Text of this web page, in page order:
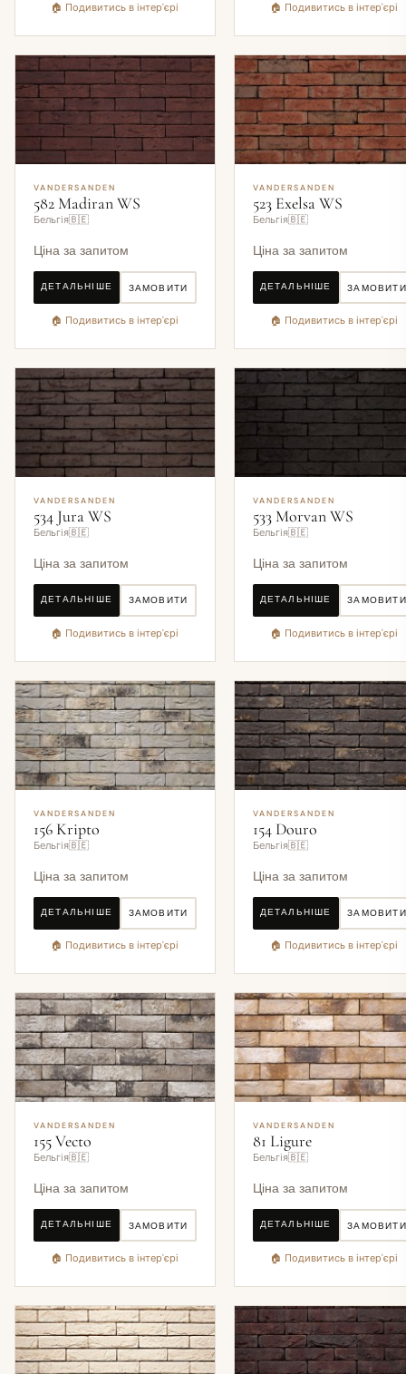
🏠 Подивитись в інтер'єрі 🏠 Подивитись в інтер'єрі
VANDERSANDEN
582 Madiran WS
Бельгія🇧🇪
Ціна за запитом
ДЕТАЛЬНІШЕ ЗАМОВИТИ
🏠 Подивитись в інтер'єрі
VANDERSANDEN
523 Exelsa WS
Бельгія🇧🇪
Ціна за запитом
ДЕТАЛЬНІШЕ ЗАМОВИТИ
🏠 Подивитись в інтер'єрі
VANDERSANDEN
534 Jura WS
Бельгія🇧🇪
Ціна за запитом
ДЕТАЛЬНІШЕ ЗАМОВИТИ
🏠 Подивитись в інтер'єрі
VANDERSANDEN
533 Morvan WS
Бельгія🇧🇪
Ціна за запитом
ДЕТАЛЬНІШЕ ЗАМОВИТИ
🏠 Подивитись в інтер'єрі
VANDERSANDEN
156 Kripto
Бельгія🇧🇪
Ціна за запитом
ДЕТАЛЬНІШЕ ЗАМОВИТИ
🏠 Подивитись в інтер'єрі
VANDERSANDEN
154 Douro
Бельгія🇧🇪
Ціна за запитом
ДЕТАЛЬНІШЕ ЗАМОВИТИ
🏠 Подивитись в інтер'єрі
VANDERSANDEN
155 Vecto
Бельгія🇧🇪
Ціна за запитом
ДЕТАЛЬНІШЕ ЗАМОВИТИ
🏠 Подивитись в інтер'єрі
VANDERSANDEN
81 Ligure
Бельгія🇧🇪
Ціна за запитом
ДЕТАЛЬНІШЕ ЗАМОВИТИ
🏠 Подивитись в інтер'єрі